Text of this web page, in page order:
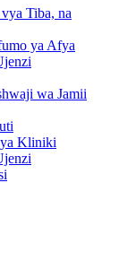
Tiba, na
ya Afya
wa Jamii
Kliniki